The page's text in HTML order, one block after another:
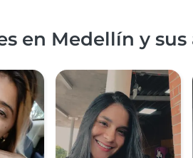
en Medellín y